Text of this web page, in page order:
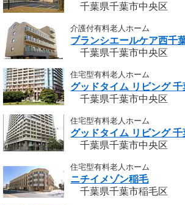
千葉県千葉市中央区
介護付有料老人ホーム
ブランシエールケア西千
千葉県千葉市中央区
住宅型有料老人ホーム
グッドタイム リビング
千葉県千葉市中央区
住宅型有料老人ホーム
グッドタイム リビング
千葉県千葉市中央区
住宅型有料老人ホーム
ニチイメゾン稲毛
千葉県千葉市稲毛区